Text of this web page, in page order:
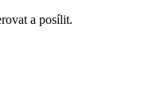
a posílit.